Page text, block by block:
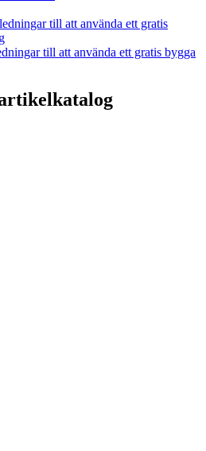
till att använda ett gratis
till att använda ett gratis bygga